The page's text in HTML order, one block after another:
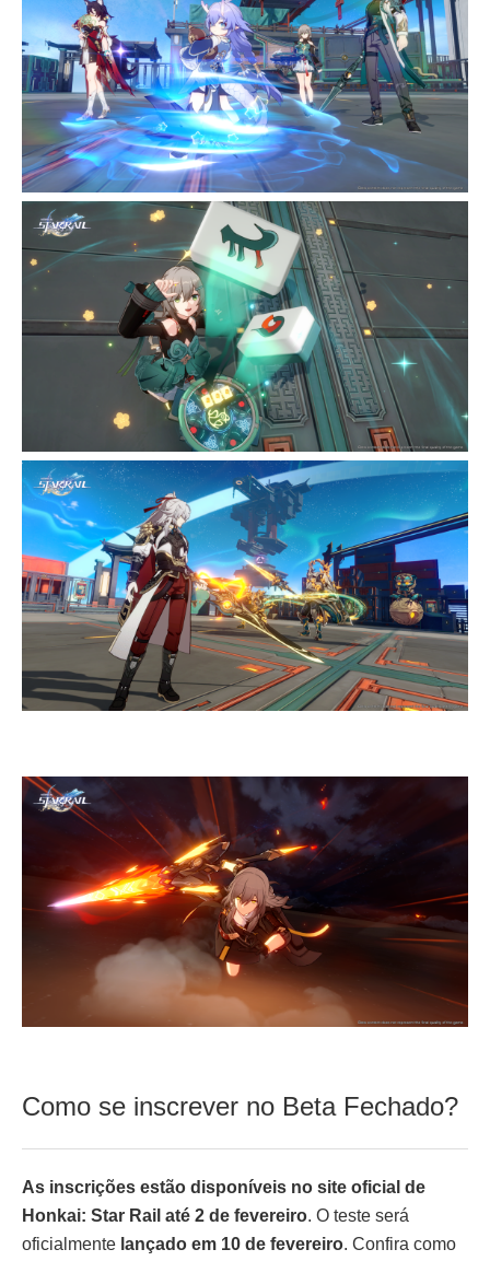
Como se inscrever no Beta Fechado?
As inscrições estão disponíveis no site oficial de
Honkai: Star Rail até 2 de fevereiro. O teste será
oficialmente lançado em 10 de fevereiro. Confira como